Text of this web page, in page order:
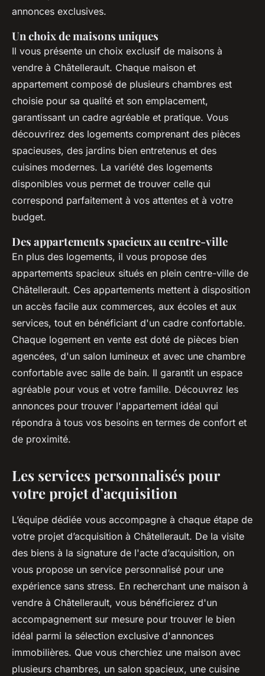
annonces exclusives.
Un choix de maisons uniques
Il vous présente un choix exclusif de maisons à
vendre à Châtellerault. Chaque maison et
appartement composé de plusieurs chambres est
choisie pour sa qualité et son emplacement,
garantissant un cadre agréable et pratique. Vous
découvrirez des logements comprenant des pièces
spacieuses, des jardins bien entretenus et des
cuisines modernes. La variété des logements
disponibles vous permet de trouver celle qui
correspond parfaitement à vos attentes et à votre
budget.
Des appartements spacieux au centre-ville
En plus des logements, il vous propose des
appartements spacieux situés en plein centre-ville de
Châtellerault. Ces appartements mettent à disposition
un accès facile aux commerces, aux écoles et aux
services, tout en bénéficiant d'un cadre confortable.
Chaque logement en vente est doté de pièces bien
agencées, d'un salon lumineux et avec une chambre
confortable avec salle de bain. Il garantit un espace
agréable pour vous et votre famille. Découvrez les
annonces pour trouver l'appartement idéal qui
répondra à tous vos besoins en termes de confort et
de proximité.
Les services personnalisés pour
votre projet d’acquisition
L’équipe dédiée vous accompagne à chaque étape de
votre projet d’acquisition à Châtellerault. De la visite
des biens à la signature de l'acte d’acquisition, on
vous propose un service personnalisé pour une
expérience sans stress. En recherchant une maison à
vendre à Châtellerault, vous bénéficierez d'un
accompagnement sur mesure pour trouver le bien
idéal parmi la sélection exclusive d'annonces
immobilières. Que vous cherchiez une maison avec
plusieurs chambres, un salon spacieux, une cuisine